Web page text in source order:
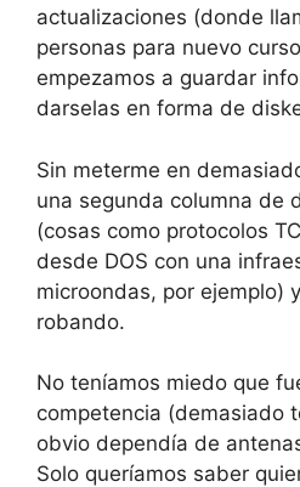
actualizaciones (donde
personas para nuevo
empezamos a guardar
darselas en forma de
Sin meterme en
una segunda columna de
(cosas como protocolos
desde DOS con una
microondas, por ejemplo)
robando.
No teníamos miedo que
competencia (demasiado
obvio dependía de
Solo queríamos saber